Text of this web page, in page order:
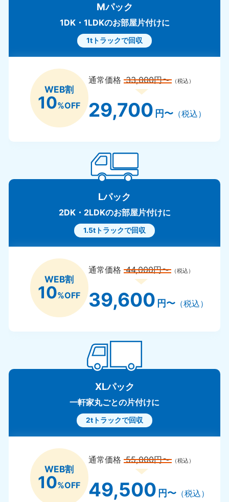
Mパック
1DK・1LDKのお部屋片付けに
1tトラックで回収
WEB割
10%OFF
通常価格33,000円〜 （税込）
29,700 円〜（税込）
Lパック
2DK・2LDKのお部屋片付けに
1.5tトラックで回収
WEB割
10%OFF
通常価格44,000円〜 （税込）
39,600 円〜（税込）
XLパック
一軒家丸ごとの片付けに
2tトラックで回収
WEB割
10%OFF
通常価格55,000円〜 （税込）
49,500 円〜（税込）